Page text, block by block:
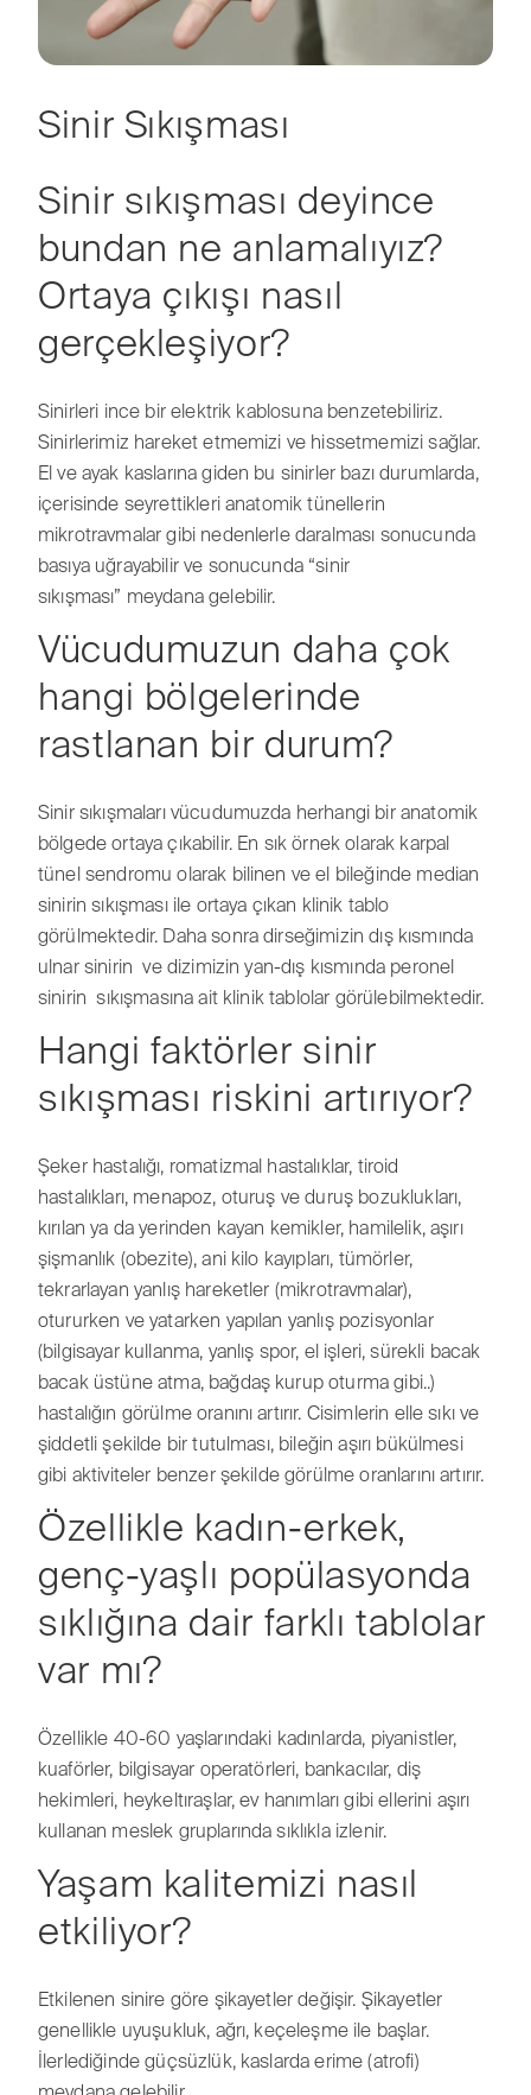
Sinir Sıkışması
Sinir sıkışması deyince
bundan ne anlamalıyız?
Ortaya çıkışı nasıl
gerçekleşiyor?
Sinirleri ince bir elektrik kablosuna benzetebiliriz.
Sinirlerimiz hareket etmemizi ve hissetmemizi sağlar.
El ve ayak kaslarına giden bu sinirler bazı durumlarda,
içerisinde seyrettikleri anatomik tünellerin
mikrotravmalar gibi nedenlerle daralması sonucunda
basıya uğrayabilir ve sonucunda “sinir
sıkışması” meydana gelebilir.
Vücudumuzun daha çok
hangi bölgelerinde
rastlanan bir durum?
Sinir sıkışmaları vücudumuzda herhangi bir anatomik
bölgede ortaya çıkabilir. En sık örnek olarak karpal
tünel sendromu olarak bilinen ve el bileğinde median
sinirin sıkışması ile ortaya çıkan klinik tablo
görülmektedir. Daha sonra dirseğimizin dış kısmında
ulnar sinirin ve dizimizin yan-dış kısmında peronel
sinirin sıkışmasına ait klinik tablolar görülebilmektedir.
Hangi faktörler sinir
sıkışması riskini artırıyor?
Şeker hastalığı, romatizmal hastalıklar, tiroid
hastalıkları, menapoz, oturuş ve duruş bozuklukları,
kırılan ya da yerinden kayan kemikler, hamilelik, aşırı
şişmanlık (obezite), ani kilo kayıpları, tümörler,
tekrarlayan yanlış hareketler (mikrotravmalar),
otururken ve yatarken yapılan yanlış pozisyonlar
(bilgisayar kullanma, yanlış spor, el işleri, sürekli bacak
bacak üstüne atma, bağdaş kurup oturma gibi..)
hastalığın görülme oranını artırır. Cisimlerin elle sıkı ve
şiddetli şekilde bir tutulması, bileğin aşırı bükülmesi
gibi aktiviteler benzer şekilde görülme oranlarını artırır.
Özellikle kadın-erkek,
genç-yaşlı popülasyonda
sıklığına dair farklı tablolar
var mı?
Özellikle 40-60 yaşlarındaki kadınlarda, piyanistler,
kuaförler, bilgisayar operatörleri, bankacılar, diş
hekimleri, heykeltıraşlar, ev hanımları gibi ellerini aşırı
kullanan meslek gruplarında sıklıkla izlenir.
Yaşam kalitemizi nasıl
etkiliyor?
Etkilenen sinire göre şikayetler değişir. Şikayetler
genellikle uyuşukluk, ağrı, keçeleşme ile başlar.
İlerlediğinde güçsüzlük, kaslarda erime (atrofi)